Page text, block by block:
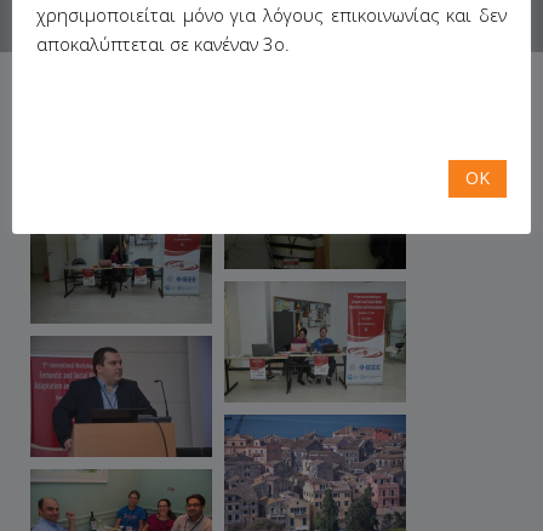
χρησιμοποιείται μόνο για λόγους επικοινωνίας και δεν
αποκαλύπτεται σε κανέναν 3ο.
OK